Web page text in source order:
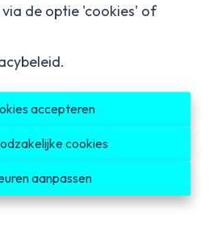
de optie 'cookies' of
.
accepteren
cookies
aanpassen
in Harelbeke
koop in Hulste
in Bavikhove
in Lendelede
koop in Izegem
in Ingelmunster
koop in Kuurne
koop in Kortrijk